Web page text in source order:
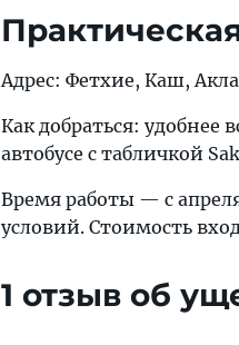
Адрес: Фетхие, Каш,
Как добраться: удобнее
автобусе с табличкой
Время работы — с
условий. Стоимость
1 отзыв об